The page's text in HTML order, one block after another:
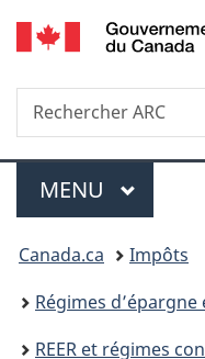
Recherche
Rechercher
ARC
Menu
MENU PRINCIPAL
Vous
êtes
ici :
Canada.ca
Impôts
Régimes
REER et régimes